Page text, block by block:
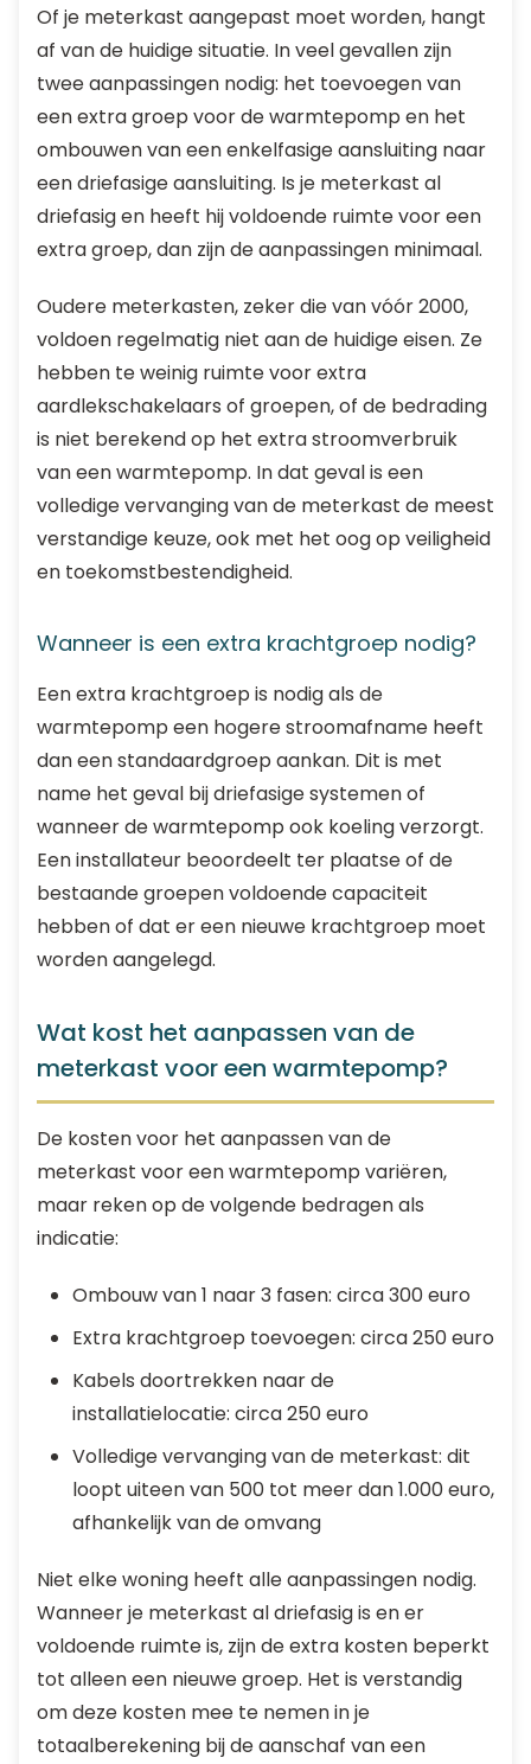
Of je meterkast aangepast moet worden, hangt
af van de huidige situatie. In veel gevallen zijn
twee aanpassingen nodig: het toevoegen van
een extra groep voor de warmtepomp en het
ombouwen van een enkelfasige aansluiting naar
een driefasige aansluiting. Is je meterkast al
driefasig en heeft hij voldoende ruimte voor een
extra groep, dan zijn de aanpassingen minimaal.
Oudere meterkasten, zeker die van vóór 2000,
voldoen regelmatig niet aan de huidige eisen. Ze
hebben te weinig ruimte voor extra
aardlekschakelaars of groepen, of de bedrading
is niet berekend op het extra stroomverbruik
van een warmtepomp. In dat geval is een
volledige vervanging van de meterkast de meest
verstandige keuze, ook met het oog op veiligheid
en toekomstbestendigheid.
Wanneer is een extra krachtgroep nodig?
Een extra krachtgroep is nodig als de
warmtepomp een hogere stroomafname heeft
dan een standaardgroep aankan. Dit is met
name het geval bij driefasige systemen of
wanneer de warmtepomp ook koeling verzorgt.
Een installateur beoordeelt ter plaatse of de
bestaande groepen voldoende capaciteit
hebben of dat er een nieuwe krachtgroep moet
worden aangelegd.
Wat kost het aanpassen van de
meterkast voor een warmtepomp?
De kosten voor het aanpassen van de
meterkast voor een warmtepomp variëren,
maar reken op de volgende bedragen als
indicatie:
Ombouw van 1 naar 3 fasen: circa 300 euro
Extra krachtgroep toevoegen: circa 250 euro
Kabels doortrekken naar de
installatielocatie: circa 250 euro
Volledige vervanging van de meterkast: dit
loopt uiteen van 500 tot meer dan 1.000 euro,
afhankelijk van de omvang
Niet elke woning heeft alle aanpassingen nodig.
Wanneer je meterkast al driefasig is en er
voldoende ruimte is, zijn de extra kosten beperkt
tot alleen een nieuwe groep. Het is verstandig
om deze kosten mee te nemen in je
totaalberekening bij de aanschaf van een